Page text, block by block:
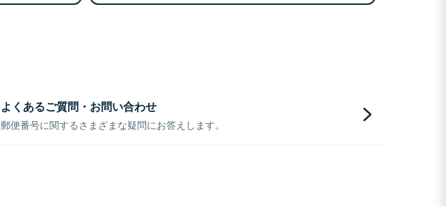
よくあるご質問・お問い合わせ
郵便番号に関するさまざまな疑問にお答えします。